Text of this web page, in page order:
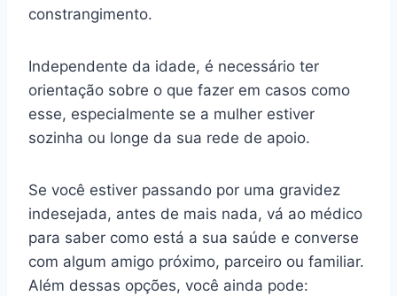
constrangimento.
Independente da idade, é necessário ter
orientação sobre o que fazer em casos como
esse, especialmente se a mulher estiver
sozinha ou longe da sua rede de apoio.
Se você estiver passando por uma gravidez
indesejada, antes de mais nada, vá ao médico
para saber como está a sua saúde e converse
com algum amigo próximo, parceiro ou familiar.
Além dessas opções, você ainda pode: